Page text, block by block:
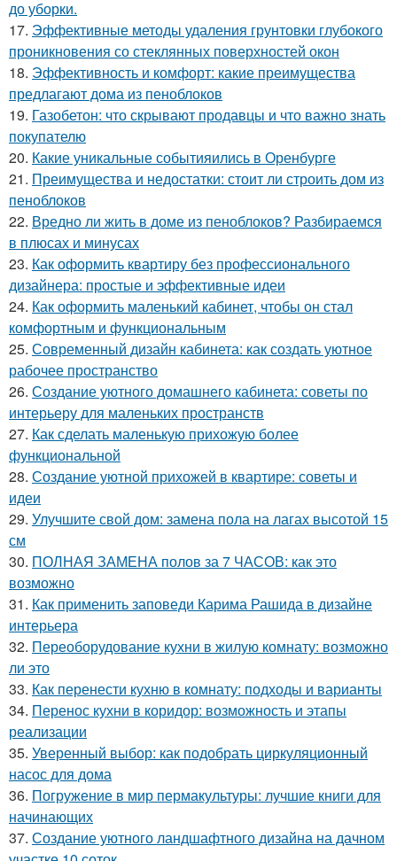
до уборки.
17. Эффективные методы удаления грунтовки глубокого
проникновения со стеклянных поверхностей окон
18. Эффективность и комфорт: какие преимущества
предлагают дома из пеноблоков
19. Газобетон: что скрывают продавцы и что важно знать
покупателю
20. Какие уникальные событияились в Оренбурге
21. Преимущества и недостатки: стоит ли строить дом из
пеноблоков
22. Вредно ли жить в доме из пеноблоков? Разбираемся
в плюсах и минусах
23. Как оформить квартиру без профессионального
дизайнера: простые и эффективные идеи
24. Как оформить маленький кабинет, чтобы он стал
комфортным и функциональным
25. Современный дизайн кабинета: как создать уютное
рабочее пространство
26. Создание уютного домашнего кабинета: советы по
интерьеру для маленьких пространств
27. Как сделать маленькую прихожую более
функциональной
28. Создание уютной прихожей в квартире: советы и
идеи
29. Улучшите свой дом: замена пола на лагах высотой 15
см
30. ПОЛНАЯ ЗАМЕНА полов за 7 ЧАСОВ: как это
возможно
31. Как применить заповеди Карима Рашида в дизайне
интерьера
32. Переоборудование кухни в жилую комнату: возможно
ли это
33. Как перенести кухню в комнату: подходы и варианты
34. Перенос кухни в коридор: возможность и этапы
реализации
35. Уверенный выбор: как подобрать циркуляционный
насос для дома
36. Погружение в мир пермакультуры: лучшие книги для
начинающих
37. Создание уютного ландшафтного дизайна на дачном